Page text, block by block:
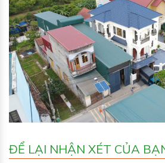
ĐỂ LẠI NHẬN XÉT CỦA